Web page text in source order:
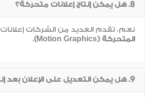
8. هل يمكن إنتاج إعلانات متحركة؟
نعم، تقدم العديد من الشركات إعلانات
المتحركة (Motion Graphics)
.
9. هل يمكن التعديل على الإعلان بعد إنتاجه؟